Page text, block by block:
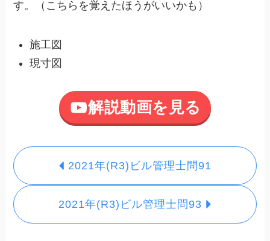
す。（こちらを覚えたほうがいいかも）
施工図
現寸図
解説動画を見る
2021年(R3)ビル管理士問91
2021年(R3)ビル管理士問93